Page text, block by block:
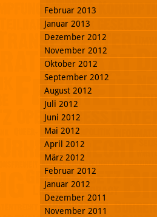
Februar 2013
Januar 2013
Dezember 2012
November 2012
Oktober 2012
September 2012
August 2012
Juli 2012
Juni 2012
Mai 2012
April 2012
März 2012
Februar 2012
Januar 2012
Dezember 2011
November 2011